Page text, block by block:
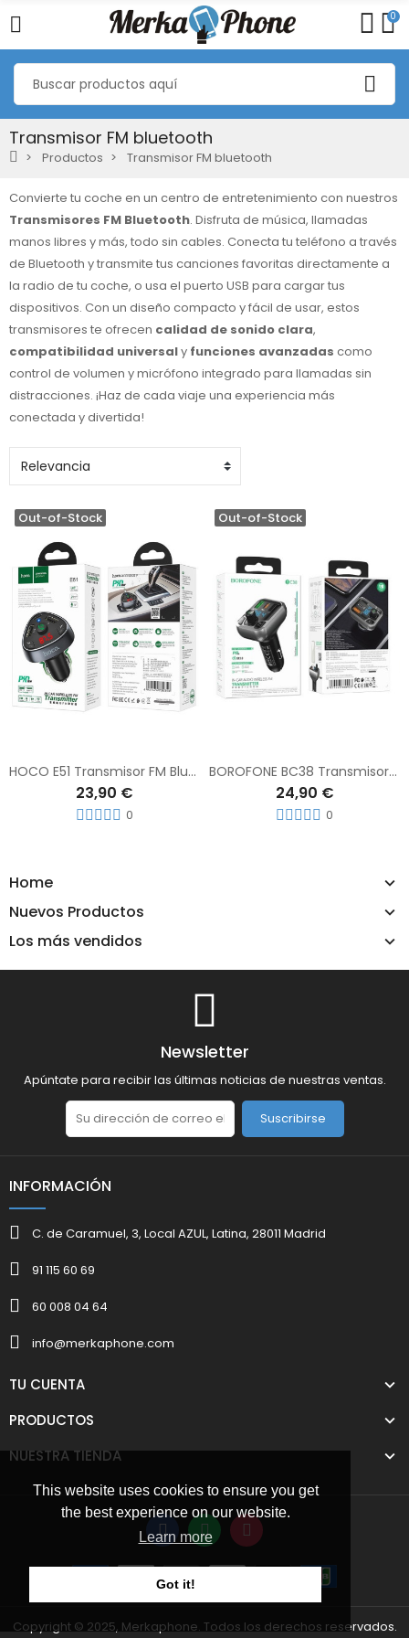
This website uses cookies to ensure you get
the best experience on our website.
Learn more
Got it!
0
Transmisor FM bluetooth
Productos Transmisor FM bluetooth
Home
Nuevos Productos
Los más vendidos
Convierte tu coche en un centro de entretenimiento con nuestros
Transmisores FM Bluetooth. Disfruta de música, llamadas
manos libres y más, todo sin cables. Conecta tu teléfono a través
de Bluetooth y transmite tus canciones favoritas directamente a
la radio de tu coche, o usa el puerto USB para cargar tus
dispositivos. Con un diseño compacto y fácil de usar, estos
transmisores te ofrecen calidad de sonido clara,
compatibilidad universaly funciones avanzadas como
control de volumen y micrófono integrado para llamadas sin
distracciones. ¡Haz de cada viaje una experiencia más
conectada y divertida!
Out-of-Stock
HOCO E51 Transmisor FM Bluetooth
23,90 €
0
Out-of-Stock
BOROFONE BC38 Transmisor FM MP3 Para Coche
24,90 €
0
Newsletter
Apúntate para recibir las últimas noticias de nuestras ventas.
Suscribirse
INFORMACIÓN
C. de Caramuel, 3, Local AZUL, Latina, 28011 Madrid
91 115 60 69
60 008 04 64
info@merkaphone.com
TU CUENTA
PRODUCTOS
NUESTRA TIENDA
Copyright © 2025, Merkaphone. Todos los derechos reservados.